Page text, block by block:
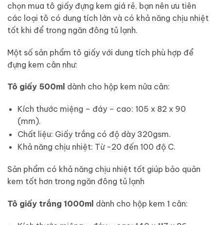
chọn mua tô giấy đựng kem giá rẻ, bạn nên ưu tiên
các loại tô có dung tích lớn và có khả năng chịu nhiệt
tốt khi để trong ngăn đông tủ lạnh.
Một số sản phẩm tô giấy với dung tích phù hợp để
đựng kem cân như:
Tô giấy 500ml dành cho hộp kem nửa cân:
Kích thước miệng – đáy – cao: 105 x 82 x 90
(mm).
Chất liệu: Giấy trắng có độ dày 320gsm.
Khả năng chịu nhiệt: Từ -20 đến 100 độ C.
Sản phẩm có khả năng chịu nhiệt tốt giúp bảo quản
kem tốt hơn trong ngăn đông tủ lạnh
Tô giấy trắng 1000ml dành cho hộp kem 1 cân: